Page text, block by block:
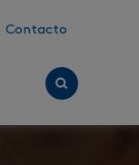
Contacto